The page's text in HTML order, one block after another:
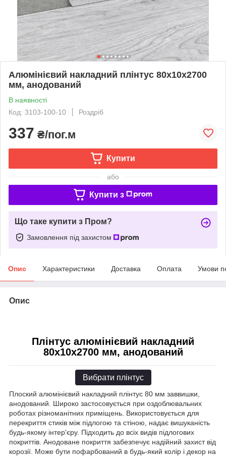
Алюмінієвий накладний плінтус 80х10х2700
мм, анодований
В наявності
Код: 3103-100-10
Роздріб
337 ₴/пог.м
Купити
або
Купити з
Що таке купити з Пром?
Замовлення під захистом
Опис Характеристики Доставка Оплата Умови
Опис
Плінтус алюмінієвий накладний
80х10х2700 мм, анодований
Вибрати плінтус
Плоский алюмінієвий накладний плінтус 80 мм заввишки,
анодований. Широко застосовується при оздоблювальних
роботах різноманітних приміщень. Використовується для
перекриття стиків між підлогою та стіною, надає вишуканість
будь-якому інтер'єру. Підходить до всіх видів підлогових
покриттів. Анодоване покриття забезпечує надійний захист від
корозії. Може бути пофарбований в будь-який колір і декор на